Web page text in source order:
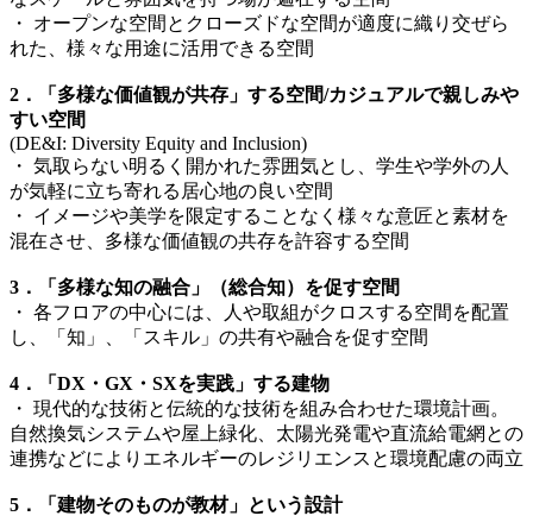
・ オープンな空間とクローズドな空間が適度に織り交ぜら
れた、様々な用途に活用できる空間
2．「多様な価値観が共存」する空間/カジュアルで親しみや
すい空間
(DE&I: Diversity Equity and Inclusion)
・ 気取らない明るく開かれた雰囲気とし、学生や学外の人
が気軽に立ち寄れる居心地の良い空間
・ イメージや美学を限定することなく様々な意匠と素材を
混在させ、多様な価値観の共存を許容する空間
3．「多様な知の融合」（総合知）を促す空間
・ 各フロアの中心には、人や取組がクロスする空間を配置
し、「知」、「スキル」の共有や融合を促す空間
4．「DX・GX・SXを実践」する建物
・ 現代的な技術と伝統的な技術を組み合わせた環境計画。
自然換気システムや屋上緑化、太陽光発電や直流給電網との
連携などによりエネルギーのレジリエンスと環境配慮の両立
5．「建物そのものが教材」という設計